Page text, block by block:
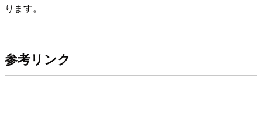
ります。
参考リンク